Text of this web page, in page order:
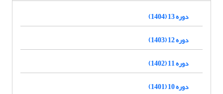
دوره 13 (1404)
دوره 12 (1403)
دوره 11 (1402)
دوره 10 (1401)